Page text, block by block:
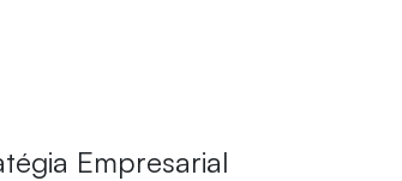
Empresarial